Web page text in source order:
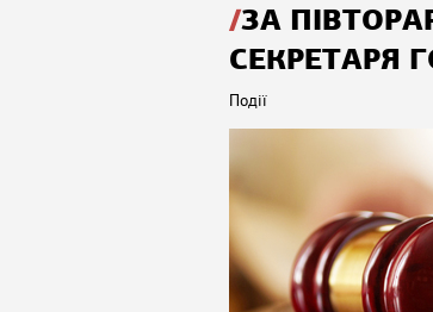
ЗА
СЕКРЕТАРЯ
Події